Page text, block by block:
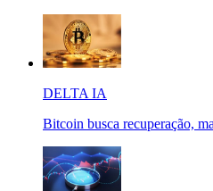
DELTA IA
Bitcoin busca recuperação,